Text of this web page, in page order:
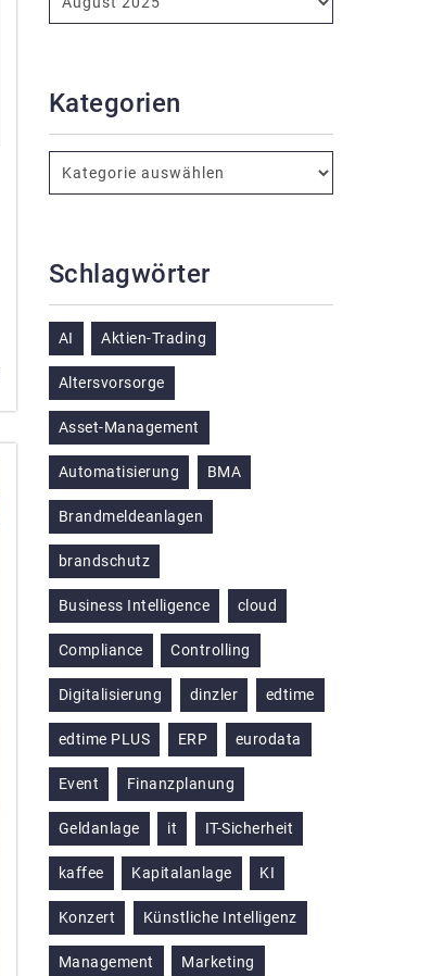
Kategorien
Schlagwörter
AI Aktien-Trading
Altersvorsorge
Asset-Management
Automatisierung BMA
Brandmeldeanlagen
brandschutz
Business Intelligence cloud
Compliance Controlling
Digitalisierung dinzler edtime
edtime PLUS ERP eurodata
Event Finanzplanung
Geldanlage it IT-Sicherheit
kaffee Kapitalanlage KI
Konzert Künstliche Intelligenz
Management Marketing